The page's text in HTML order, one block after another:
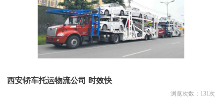
西安轿车托运物流公司 时效快
浏览次数： 131次